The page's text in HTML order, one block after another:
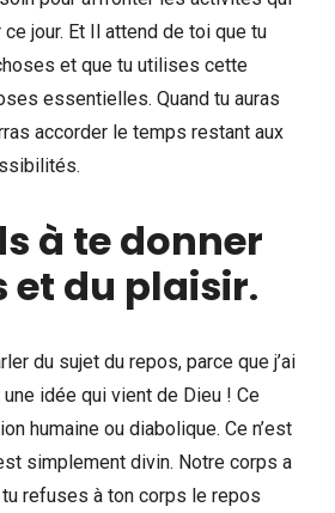
jour. Et Il attend de toi que tu
et que tu utilises cette
essentielles. Quand tu auras
accorder le temps restant aux
à te donner
et du plaisir.
du sujet du repos, parce que j’ai
idée qui vient de Dieu ! Ce
humaine ou diabolique. Ce n’est
simplement divin. Notre corps a
refuses à ton corps le repos